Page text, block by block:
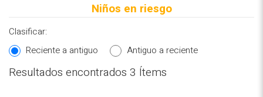
Niños en riesgo
Clasificar:
Reciente a antiguo
Antiguo a reciente
Resultados encontrados 3 Ítems